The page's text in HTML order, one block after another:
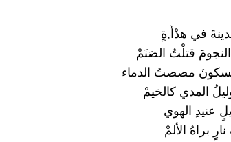
في هدْأَ,ةٍ
قتلْتُ الصَنَمْ
مصصتُ الدماء
المدي كالخيمْ
عنيدِ الهوي
براهُ الألمْ